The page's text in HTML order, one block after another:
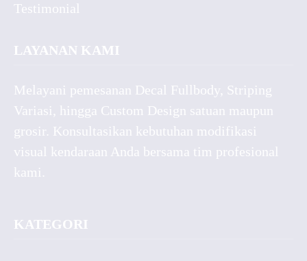
Testimonial
LAYANAN KAMI
Melayani pemesanan Decal Fullbody, Striping
Variasi, hingga Custom Design satuan maupun
grosir. Konsultasikan kebutuhan modifikasi
visual kendaraan Anda bersama tim profesional
kami.
KATEGORI